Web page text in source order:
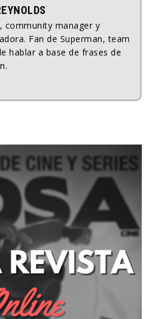
community manager y
Fan de Superman, team
hablar a base de frases de